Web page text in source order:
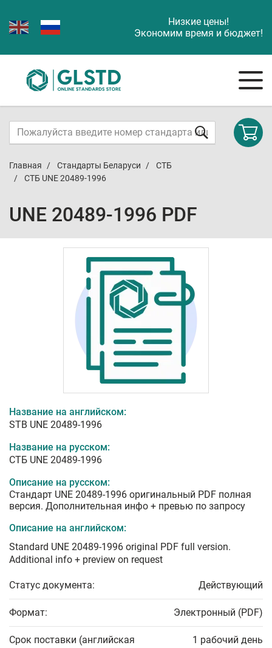
Низкие цены!
Экономим время и бюджет!
Главная Стандарты Беларуси
СТБ
СТБ UNE 20489-1996
UNE 20489-1996 PDF
Название на английском:
STB UNE 20489-1996
Название на русском:
СТБ UNE 20489-1996
Описание на русском:
Стандарт UNE 20489-1996 оригинальный PDF полная
версия. Дополнительная инфо + превью по запросу
Описание на английском:
Standard UNE 20489-1996 original PDF full version.
Additional info + preview on request
Статус документа: Действующий
Формат: Электронный (PDF)
Срок поставки (английская
1 рабочий день